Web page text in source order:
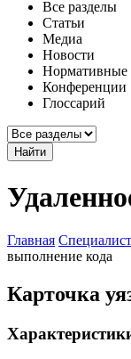
Все разделы
Статьи
Медиа
Новости
Нормативные
Конференции
Глоссарий
Найти
Главная
выполнение кода
Карточка